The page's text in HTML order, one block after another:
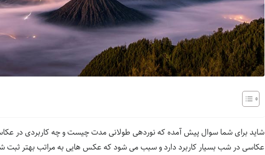
شاید برای شما سوال پیش آمده که نوردهی طولانی مدت چیست و چه کاربردی در
عکاسی در شب بسیار کاربرد دارد و سبب می شود که عکس هایی به مراتب بهتر ثبت